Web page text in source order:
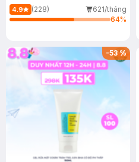
500ml
4.9 (228)
621/tháng
64%
-53%